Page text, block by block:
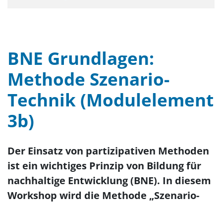
BNE Grundlagen:
Methode Szenario-
Technik (Modulelement
3b)
Der Einsatz von partizipativen Methoden
ist ein wichtiges Prinzip von Bildung für
nachhaltige Entwicklung (BNE). In diesem
Workshop wird die Methode „Szenario-